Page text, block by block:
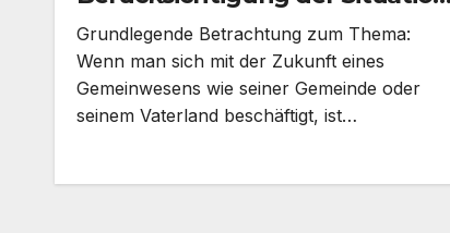
Bayerns
Grundlegende Betrachtung zum Thema:
Wenn man sich mit der Zukunft eines
Gemeinwesens wie seiner Gemeinde oder
seinem Vaterland beschäftigt, ist…